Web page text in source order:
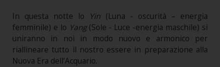
In questa notte lo Yin(Luna - oscurità – energia
femminile) e lo Yang(Sole - Luce -energia maschile) si
uniranno in noi in modo nuovo e armonico per
riallineare tutto il nostro essere in preparazione alla
Nuova Era dell’Acquario.